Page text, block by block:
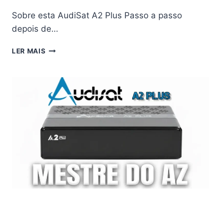
Sobre esta AudiSat A2 Plus Passo a passo
depois de…
LER MAIS AUDISAT
ATUALIZAÇÃO
PATCH
–
09/04/2026